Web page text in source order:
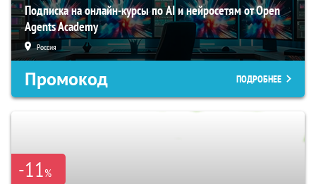
Подписка на онлайн-курсы по AI и нейросетям от Open
Agents Academy
Россия
Промокод ПОДРОБНЕЕ
-11%